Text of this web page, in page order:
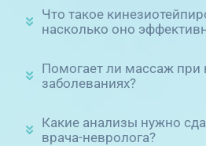
Что такое
насколько оно
Помогает ли массаж при
заболеваниях?
Какие анализы нужно
врача-невролога?